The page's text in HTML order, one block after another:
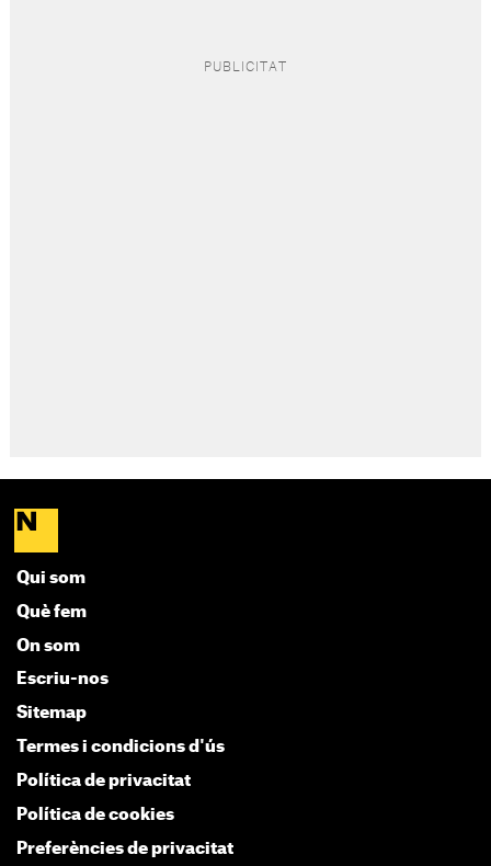
Qui som
Què fem
On som
Escriu-nos
Sitemap
Termes i condicions d'ús
Política de privacitat
Política de cookies
Preferències de privacitat